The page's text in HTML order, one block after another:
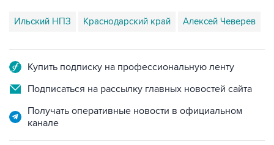
Ильский НПЗ Краснодарский край Алексей Чеверев
Купить подписку на профессиональную ленту
Подписаться на рассылку главных новостей сайта
Получать оперативные новости в официальном
канале